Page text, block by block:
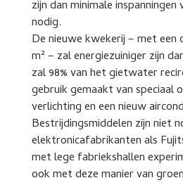
zijn dan minimale inspanningen
nodig.
De nieuwe kwekerij – met een
m² – zal energiezuiniger zijn
zal 98% van het gietwater
gebruik gemaakt van speciaal
verlichting en een nieuw
Bestrijdingsmiddelen zijn niet
elektronicafabrikanten als
met lege fabriekshallen
ook met deze manier van